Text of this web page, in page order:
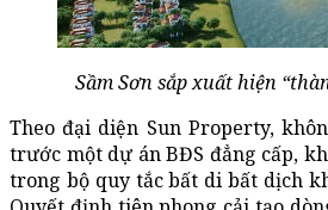
Sầm Sơn sắp xuất hiện
Theo đại diện Sun Property,
trước một dự án BĐS đẳng cấp,
trong bộ quy tắc bất di bất dịch